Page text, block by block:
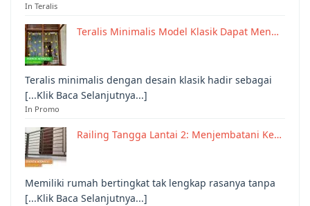
In Teralis
Teralis Minimalis Model Klasik Dapat Men…
Teralis minimalis dengan desain klasik hadir sebagai
[...Klik Baca Selanjutnya...]
In Promo
Railing Tangga Lantai 2: Menjembatani Ke…
Memiliki rumah bertingkat tak lengkap rasanya tanpa
[...Klik Baca Selanjutnya...]